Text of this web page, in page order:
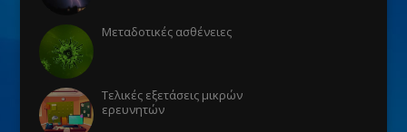
Μεταδοτικές ασθένειες
Τελικές εξετάσεις μικρών
ερευνητών